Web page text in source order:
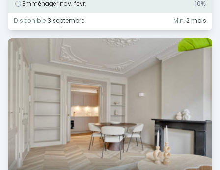
Emménager nov.-févr.
-10%
Disponible 3 septembre Min.2 mois